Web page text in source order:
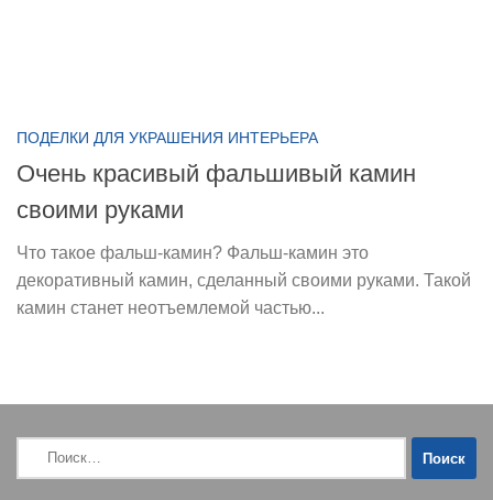
ПОДЕЛКИ ДЛЯ УКРАШЕНИЯ ИНТЕРЬЕРА
Очень красивый фальшивый камин
своими руками
Что такое фальш-камин? Фальш-камин это
декоративный камин, сделанный своими руками. Такой
камин станет неотъемлемой частью...
Найти: